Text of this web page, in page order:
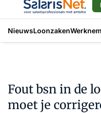
NieuwsLoonzaken
Fout bsn in de
moet je